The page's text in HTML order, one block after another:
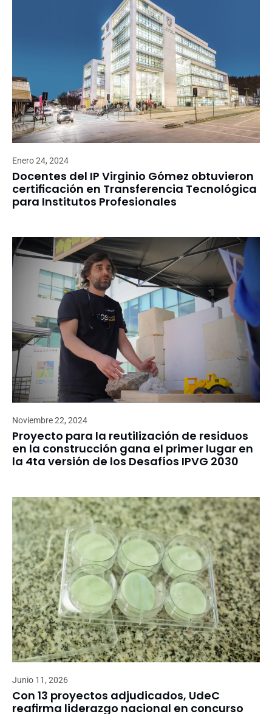
Enero 24, 2024
Docentes del IP Virginio Gómez obtuvieron
certificación en Transferencia Tecnológica
para Institutos Profesionales
Noviembre 22, 2024
Proyecto para la reutilización de residuos
en la construcción gana el primer lugar en
la 4ta versión de los Desafíos IPVG 2030
Junio 11, 2026
Con 13 proyectos adjudicados, UdeC
reafirma liderazgo nacional en concurso